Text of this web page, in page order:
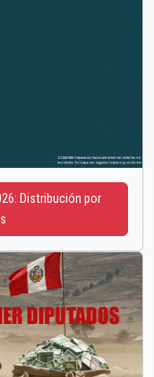
Distribución por